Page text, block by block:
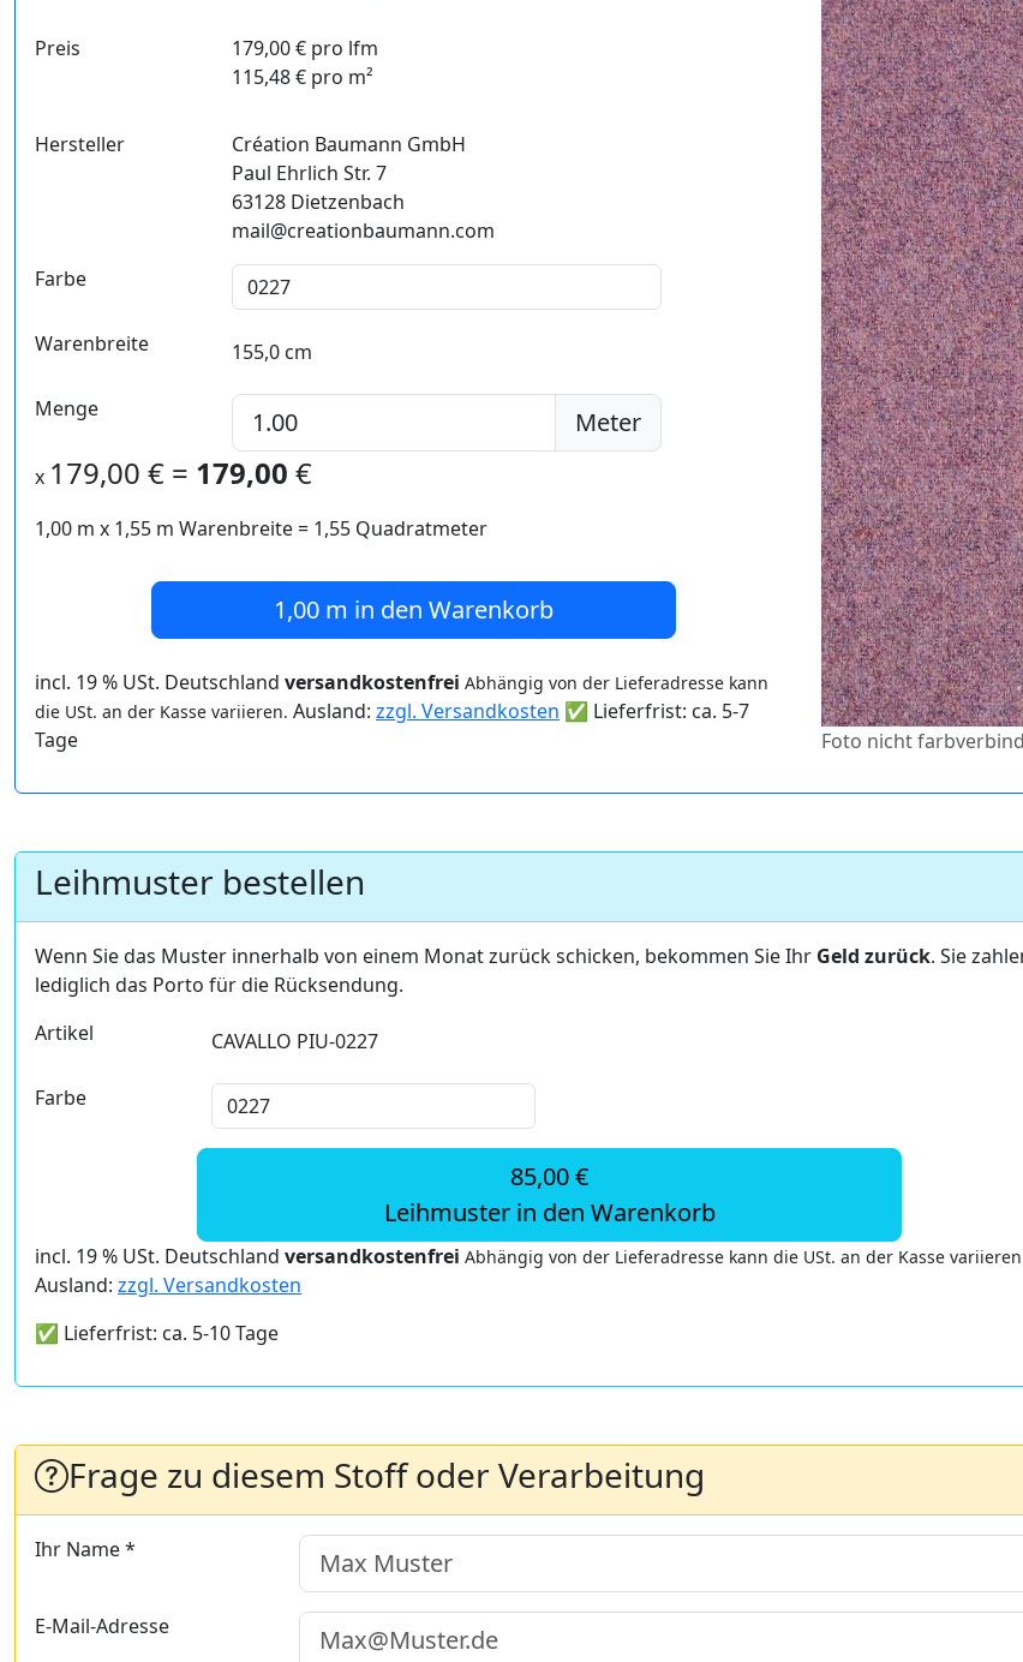
Preis
179,00 € pro lfm
115,48 € pro m²
Hersteller
Création Baumann GmbH
Paul Ehrlich Str. 7
63128 Dietzenbach
mail@creationbaumann.com
Farbe
Warenbreite 155,0 cm
Menge Meter
x 179,00 € = 179,00 €
1,00 m x 1,55 m Warenbreite = 1,55 Quadratmeter
1,00 m in den Warenkorb
incl. 19 % USt. Deutschland versandkostenfrei Abhängig von der Lieferadresse kann
die USt. an der Kasse variieren. Ausland: zzgl. Versandkosten ✅ Lieferfrist: ca. 5-7
Tage
Foto nicht
Leihmuster bestellen
Wenn Sie das Muster innerhalb von einem Monat zurück schicken, bekommen Sie Ihr Geld zurück. Sie
lediglich das Porto für die Rücksendung.
Artikel
CAVALLO PIU-0227
Farbe
85,00 €
Leihmuster in den Warenkorb
incl. 19 % USt. Deutschland versandkostenfrei Abhängig von der Lieferadresse kann die USt. an der Kasse
Ausland: zzgl. Versandkosten
✅ Lieferfrist: ca. 5-10 Tage
Frage zu diesem Stoff oder Verarbeitung
Ihr Name *
E-Mail-Adresse